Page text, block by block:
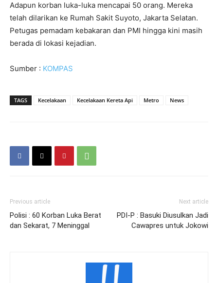
Adapun korban luka-luka mencapai 50 orang. Mereka
telah dilarikan ke Rumah Sakit Suyoto, Jakarta Selatan.
Petugas pemadam kebakaran dan PMI hingga kini masih
berada di lokasi kejadian.
Sumber : KOMPAS
TAGS Kecelakaan Kecelakaan Kereta Api Metro News
Previous article
Polisi : 60 Korban Luka Berat
dan Sekarat, 7 Meninggal
Next article
PDI-P : Basuki Diusulkan Jadi
Cawapres untuk Jokowi